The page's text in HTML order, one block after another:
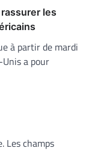
les
à partir de mardi
a pour
Les champs